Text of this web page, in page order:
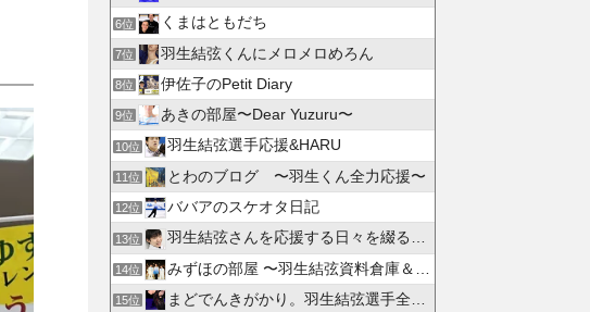
6位 くまはともだち
7位 羽生結弦くんにメロメロめろん
8位 伊佐子のPetit Diary
9位 あきの部屋〜Dear Yuzuru〜
10位 羽生結弦選手応援&HARU
11位 とわのブログ 〜羽生くん全力応援〜
12位 ババアのスケオタ日記
13位 羽生結弦さんを応援する日々を綴るブログ
14位 みずほの部屋 〜羽生結弦資料倉庫＆徒然日記〜
15位 まどでんきがかり。羽生結弦選手全力応援